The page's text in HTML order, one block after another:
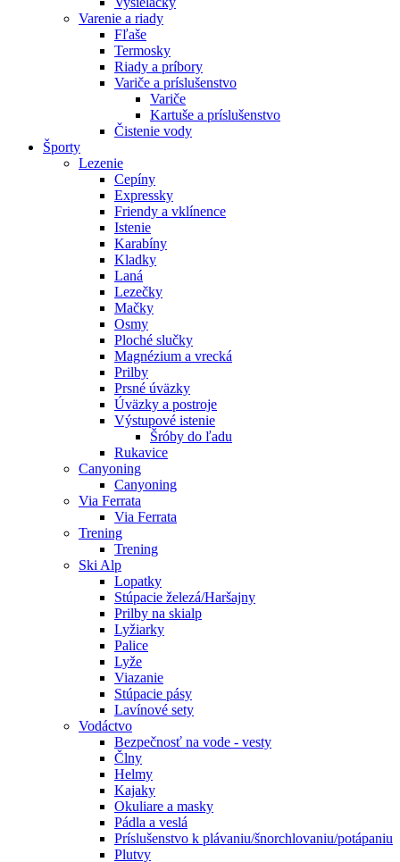
Varenie a riady
Fľaše
Termosky
Riady a príbory
Variče a príslušenstvo
Variče
Kartuše a príslušenstvo
Čistenie vody
Športy
Lezenie
Cepíny
Expressky
Friendy a vklínence
Istenie
Karabíny
Kladky
Laná
Lezečky
Mačky
Osmy
Ploché slučky
Magnézium a vrecká
Prilby
Prsné úväzky
Úväzky a postroje
Výstupové istenie
Šróby do ľadu
Rukavice
Canyoning
Canyoning
Via Ferrata
Via Ferrata
Trening
Trening
Ski Alp
Lopatky
Stúpacie železá/Haršajny
Prilby na skialp
Lyžiarky
Palice
Lyže
Viazanie
Stúpacie pásy
Lavínové sety
Vodáctvo
Bezpečnosť na vode - vesty
Člny
Helmy
Kajaky
Okuliare a masky
Pádla a veslá
Príslušenstvo k plávaniu/šnorchlovaniu/potápaniu
Plutvy